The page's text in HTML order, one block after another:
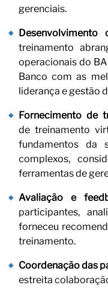
gerenciais.
Desenvolvimento
treinamento
operacionais do
Banco com as
liderança e gestão
Fornecimento de
de treinamento
fundamentos da
complexos,
ferramentas de
Avaliação e
participantes,
forneceu
treinamento.
Coordenação das
estreita
Primeiro nome
Último nome
E-mail
Li e aceito a